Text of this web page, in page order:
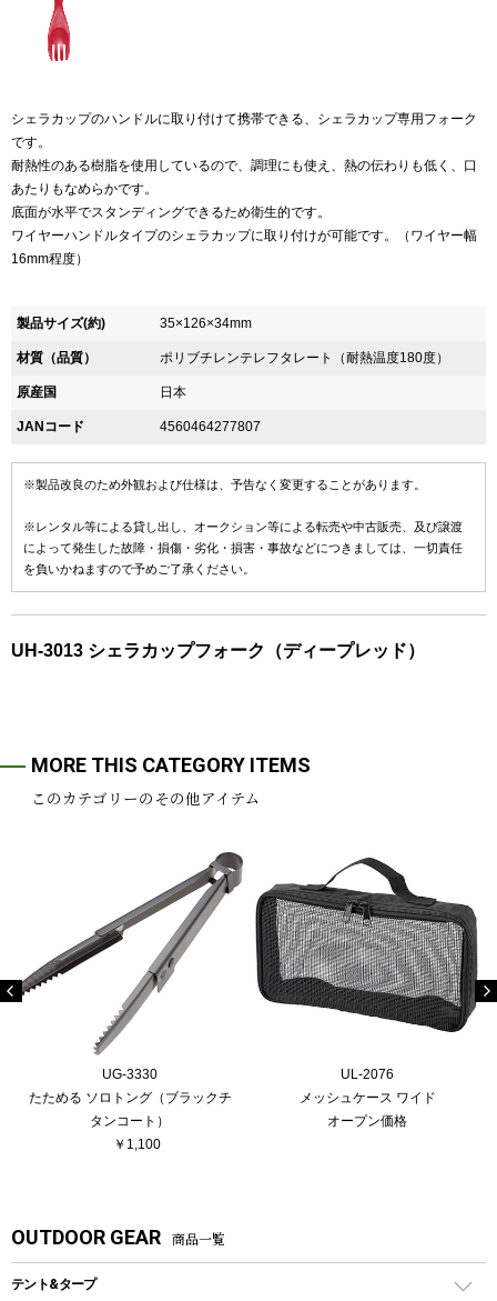
シェラカップのハンドルに取り付けて携帯できる、シェラカップ専用フォーク
です。
耐熱性のある樹脂を使用しているので、調理にも使え、熱の伝わりも低く、口
あたりもなめらかです。
底面が水平でスタンディングできるため衛生的です。
ワイヤーハンドルタイプのシェラカップに取り付けが可能です。（ワイヤー幅
16mm程度）
製品サイズ(約) 35×126×34mm
材質（品質） ポリブチレンテレフタレート（耐熱温度180度）
原産国 日本
JANコード 4560464277807
※製品改良のため外観および仕様は、予告なく変更することがあります。
※レンタル等による貸し出し、オークション等による転売や中古販売、及び譲渡
によって発生した故障・損傷・劣化・損害・事故などにつきましては、一切責任
を負いかねますので予めご了承ください。
UH-3013 シェラカップフォーク（ディープレッド）
MORE THIS CATEGORY ITEMS
このカテゴリーのその他アイテム
UG-3330
たためる ソロトング（ブラックチ
タンコート）
￥1,100
UL-2076
メッシュケース ワイド
オープン価格
OUTDOOR GEAR 商品一覧
テント&タープ